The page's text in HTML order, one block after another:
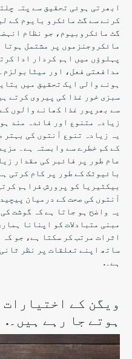
ابھرتی ہوئی تحقیق سے پتہ
کرنے سے گٹ مائکرو بایوم کے
گٹ مائکروبیوم، جو نظام
مائکروجنزموں پر مشتمل
پہلوؤں میں اہم کردار ادا
مدافعتی فعل، اور
ہونے والی ایک تحقیق میں
سبزی خور غذا کی پیروی کرتے
سے بھرپور غذا کھانے والوں
زیادہ متنوع اور فائدہ مند
یہ زیادہ تنوع آنتوں کی
کے کم خطرے سے وابستہ ہے۔
عام طور پر فائبر کی مقدار
بائیوٹک کے طور پر کام کرتی
بیکٹیریا کو پرورش فراہم
آنتوں کی صحت کے درمیان
یہ واضح ہو جاتا ہے کہ گوشت
مبنی متبادلات کو اپنانا
اثرات مرتب کر سکتا ہے، جو
ساتھ اپنے تعلقات پر نظر
ہے۔.
ویگن کے
ہوتے جا رہے ہیں۔.